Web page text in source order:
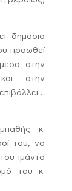
δημόσια
προωθεί
στην
στην
κ.
του, να
ιμάντα
του κ.